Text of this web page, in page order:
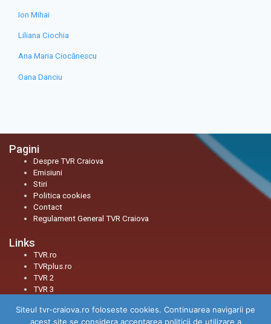
Ion Mihai
Liliana Ciochia
Ana Maria Ciocănescu
Oana Danciu
Pagini
Despre TVR Craiova
Emisiuni
Stiri
Politica cookies
Contact
Regulament General TVR Craiova
Links
TVR.ro
TVRplus.ro
TVR 2
TVR 3
Social
Siteul tvr-craiova.ro foloseste cookies. Continuarea navigarii pe
acest site se considera acceptarea politicii de utilizare a